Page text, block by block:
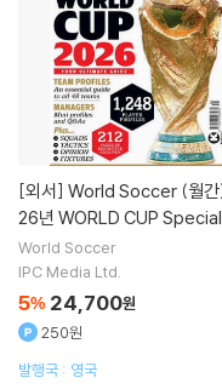
[외서]
26년 WORLD CUP Special
World Soccer
IPC Media Ltd.
5% 24,700원
250원
발행국 : 영국